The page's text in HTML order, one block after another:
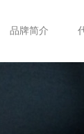
品牌简介